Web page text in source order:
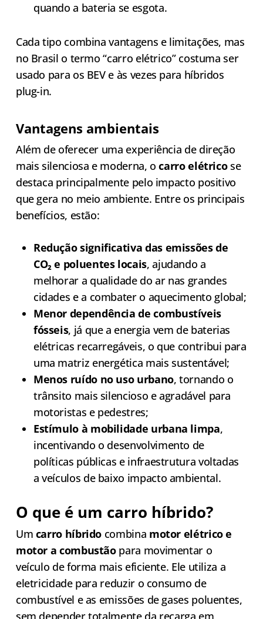
quando a bateria se esgota.
Cada tipo combina vantagens e limitações, mas
no Brasil o termo “carro elétrico” costuma ser
usado para os BEV e às vezes para híbridos
plug-in.
Vantagens ambientais
Além de oferecer uma experiência de direção
mais silenciosa e moderna, ocarro elétricose
destaca principalmente pelo impacto positivo
que gera no meio ambiente. Entre os principais
benefícios, estão:
Redução significativa das emissões de
CO₂ e poluentes locais, ajudando a
melhorar a qualidade do ar nas grandes
cidades e a combater o aquecimento global;
Menor dependência de combustíveis
fósseis, já que a energia vem de baterias
elétricas recarregáveis, o que contribui para
uma matriz energética mais sustentável;
Menos ruído no uso urbano, tornando o
trânsito mais silencioso e agradável para
motoristas e pedestres;
Estímulo à mobilidade urbana limpa,
incentivando o desenvolvimento de
políticas públicas e infraestrutura voltadas
a veículos de baixo impacto ambiental.
O que é um carro híbrido?
Um carro híbrido combina motor elétrico e
motor a combustãopara movimentar o
veículo de forma mais eficiente. Ele utiliza a
eletricidade para reduzir o consumo de
combustível e as emissões de gases poluentes,
sem depender totalmente da recarga em